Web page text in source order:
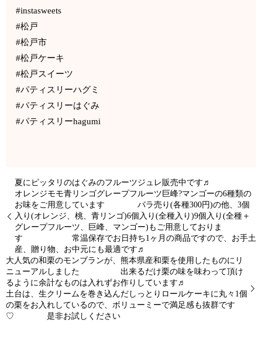
#instasweets
#松戸
#松戸市
#松戸ケーキ
#松戸スイーツ
#パティスリーハグミ
#パティスリーはぐみ
#パティスリーhagumi
夏にピッタリのはぐみのフルーツジュレ販売中です♬
オレンジモモ青リンゴグレープフルーツ巨峰?マンゴーの6種類の
お味をご用意しています バラ売り(各種300円)の他、3個
入り(オレンジ、桃、青リンゴ)6個入り(全種入り)9個入り(全種＋
グレープフルーツ、巨峰、マンゴー)もご用意しておりま
す 常温保存でお日持ち1ヶ月の商品ですので、お手土
産、贈り物、お中元にも最適です♬
大人気の和栗のモンブランが、熊本県産和栗を使用したものにリ
ニューアルしました 出来るだけ栗の味を味わって頂け
るように余計なものは入れずお作りしています♬
土台は、生クリームを巻き込んだしっとりロールケーキに丸々1個
の栗をお入れしているので、ボリューミーで満足感も抜群です
♡ 是非お試しください